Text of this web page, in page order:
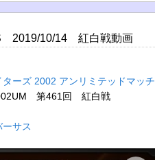
2019/10/14 紅白戦動画
ーズ 2002 アンリミテッドマッチ
第461回 紅白戦
サス